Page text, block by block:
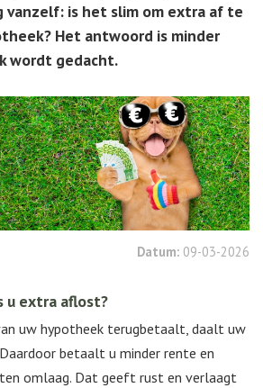
vanzelf: is het slim om extra af te
Het antwoord is minder
wordt gedacht.
Datum: 09-03-2026
u extra aflost?
uw hypotheek terugbetaalt, daalt uw
betaalt u minder rente en
omlaag. Dat geeft rust en verlaagt